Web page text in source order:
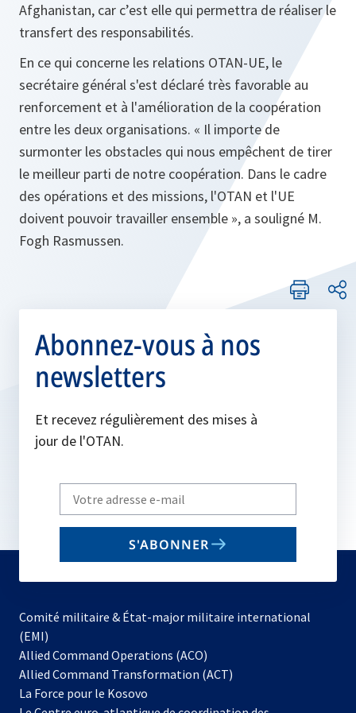
Afghanistan, car c’est elle qui permettra de réaliser le
transfert des responsabilités.
En ce qui concerne les relations OTAN-UE, le
secrétaire général s'est déclaré très favorable au
renforcement et à l'amélioration de la coopération
entre les deux organisations. « Il importe de
surmonter les obstacles qui nous empêchent de tirer
le meilleur parti de notre coopération. Dans le cadre
des opérations et des missions, l'OTAN et l'UE
doivent pouvoir travailler ensemble », a souligné M.
Fogh Rasmussen.
Abonnez-vous à nos
newsletters
Et recevez régulièrement des mises à
jour de l'OTAN.
Write
your
email
S'ABONNER
Comité militaire & État-major militaire international
(EMI)
Allied Command Operations (ACO)
dans
Allied Command Transformation (ACT)
La Force pour le Kosovo